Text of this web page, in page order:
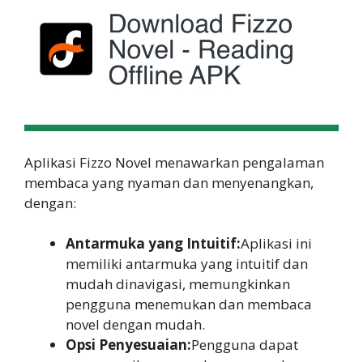
Aplikasi Fizzo Novel menawarkan pengalaman
membaca yang nyaman dan menyenangkan,
dengan:
Antarmuka yang Intuitif:Aplikasi ini
memiliki antarmuka yang intuitif dan
mudah dinavigasi, memungkinkan
pengguna menemukan dan membaca
novel dengan mudah.
Opsi Penyesuaian:Pengguna dapat